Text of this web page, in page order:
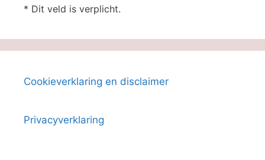
* Dit veld is verplicht.
Cookieverklaring en disclaimer
Privacyverklaring